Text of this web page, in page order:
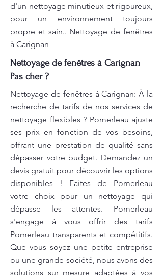
d'un nettoyage minutieux et rigoureux,
pour un environnement toujours
propre et sain.. Nettoyage de fenêtres
à Carignan
Nettoyage de fenêtres à Carignan
Pas cher ?
Nettoyage de fenêtres à Carignan: À la
recherche de tarifs de nos services de
nettoyage flexibles ? Pomerleau ajuste
ses prix en fonction de vos besoins,
offrant une prestation de qualité sans
dépasser votre budget. Demandez un
devis gratuit pour découvrir les options
disponibles ! Faites de Pomerleau
votre choix pour un nettoyage qui
dépasse les attentes. Pomerleau
s'engage à vous offrir des tarifs
Pomerleau transparents et compétitifs.
Que vous soyez une petite entreprise
ou une grande société, nous avons des
solutions sur mesure adaptées à vos